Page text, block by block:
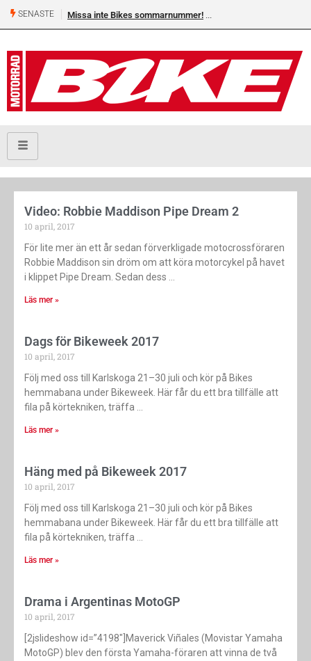
SENASTE Missa inte Bikes sommarnummer!
Video: Robbie Maddison Pipe Dream 2
10 april, 2017
För lite mer än ett år sedan förverkligade motocrossföraren
Robbie Maddison sin dröm om att köra motorcykel på havet
i klippet Pipe Dream. Sedan dess
Läs mer »
Dags för Bikeweek 2017
10 april, 2017
Följ med oss till Karlskoga 21–30 juli och kör på Bikes
hemmabana under Bikeweek. Här får du ett bra tillfälle att
fila på körtekniken, träffa
Läs mer »
Häng med på Bikeweek 2017
10 april, 2017
Följ med oss till Karlskoga 21–30 juli och kör på Bikes
hemmabana under Bikeweek. Här får du ett bra tillfälle att
fila på körtekniken, träffa
Läs mer »
Drama i Argentinas MotoGP
10 april, 2017
[2jslideshow id=”4198″]Maverick Viñales (Movistar Yamaha
MotoGP) blev den första Yamaha-föraren att vinna de två